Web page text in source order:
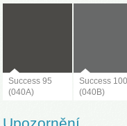
Success 95
(040A)
Success 100
(040B)
Upozornění